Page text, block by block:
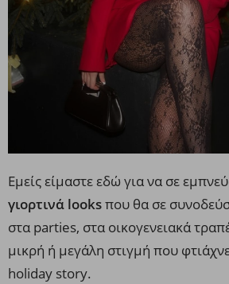
Εμείς είμαστε εδώ για να σε
γιορτινά looksπου θα σε
στα parties, στα οικογενειακά
μικρή ή μεγάλη στιγμή που
holiday story.